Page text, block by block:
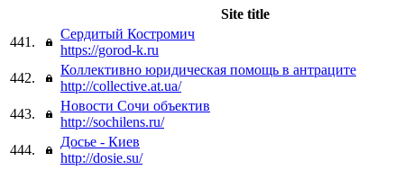
Site title
441.
Сердитый Костромич
https://gorod-k.ru
442.
Коллективно юридическая помощь в антраците
http://collective.at.ua/
443.
Новости Сочи объектив
http://sochilens.ru/
444.
Досье - Киев
http://dosie.su/